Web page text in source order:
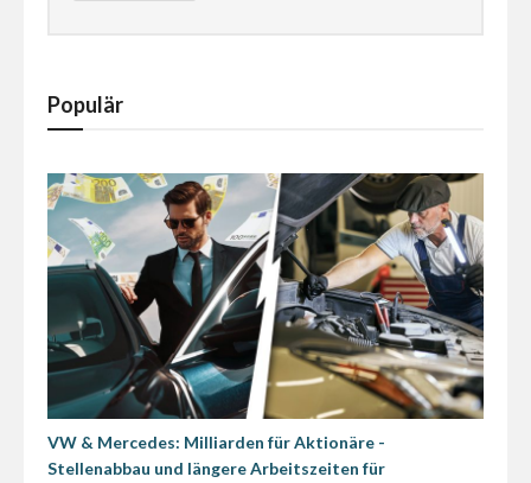
Populär
VW & Mercedes: Milliarden für Aktionäre -
Stellenabbau und längere Arbeitszeiten für